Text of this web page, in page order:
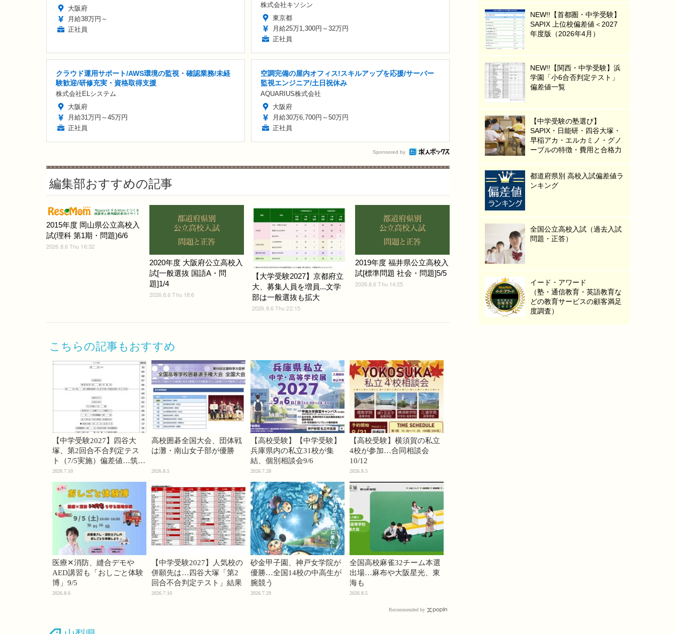
大阪府
月給38万円～
正社員
株式会社キソシン
東京都
月給25万1,300円～32万円
正社員
クラウド運用サポート/AWS環境の監視・確認業務/未経
験歓迎/研修充実・資格取得支援
株式会社ELシステム
大阪府
月給31万円～45万円
正社員
空調完備の屋内オフィス!スキルアップを応援/サーバー
監視エンジニア/土日祝休み
AQUARIUS株式会社
大阪府
月給30万6,700円～50万円
正社員
Sponsored by
編集部おすすめの記事
2015年度 岡山県公立高校入
試(理科 第1期・問題)6/6
2026.8.6 Thu 16:32
2020年度 大阪府公立高校入
試[一般選抜 国語A・問
題]1/4
2026.8.6 Thu 18:6
【大学受験2027】京都府立
大、募集人員を増員...文学
部は一般選抜も拡大
2026.8.6 Thu 22:15
2019年度 福井県公立高校入
試[標準問題 社会・問題]5/5
2026.8.6 Thu 14:25
こちらの記事もおすすめ
【中学受験2027】四谷大
塚、第2回合不合判定テス
ト（7/5実施）偏差値…筑駒
74・桜蔭70＜PR＞
2026.7.10
高校囲碁全国大会、団体戦
は灘・南山女子部が優勝
2026.8.5
【高校受験】【中学受験】
兵庫県内の私立31校が集
結、個別相談会9/6
2026.7.28
【高校受験】横須賀の私立
4校が参加…合同相談会
10/12
2026.8.5
医療✕消防、縫合デモや
AED講習も「おしごと体験
博」9/5
2026.8.6
【中学受験2027】人気校の
併願先は…四谷大塚「第2
回合不合判定テスト」結果
2026.7.16
砂金甲子園、神戸女学院が
優勝…全国14校の中高生が
腕競う
2026.7.29
全国高校麻雀32チーム本選
出場…麻布や大阪星光、東
海も
2026.8.5
Recommended by
NEW!!【首都圏・中学受験】
SAPIX 上位校偏差値＜2027
年度版（2026年4月）
NEW!!【関西・中学受験】浜
学園「小6合否判定テスト」
偏差値一覧
【中学受験の塾選び】
SAPIX・日能研・四谷大塚・
早稲アカ・エルカミノ・グノ
ーブルの特徴・費用と合格力
都道府県別 高校入試偏差値ラ
ンキング
全国公立高校入試（過去入試
問題・正答）
イード・アワード
（塾・通信教育・英語教育な
どの教育サービスの顧客満足
度調査）